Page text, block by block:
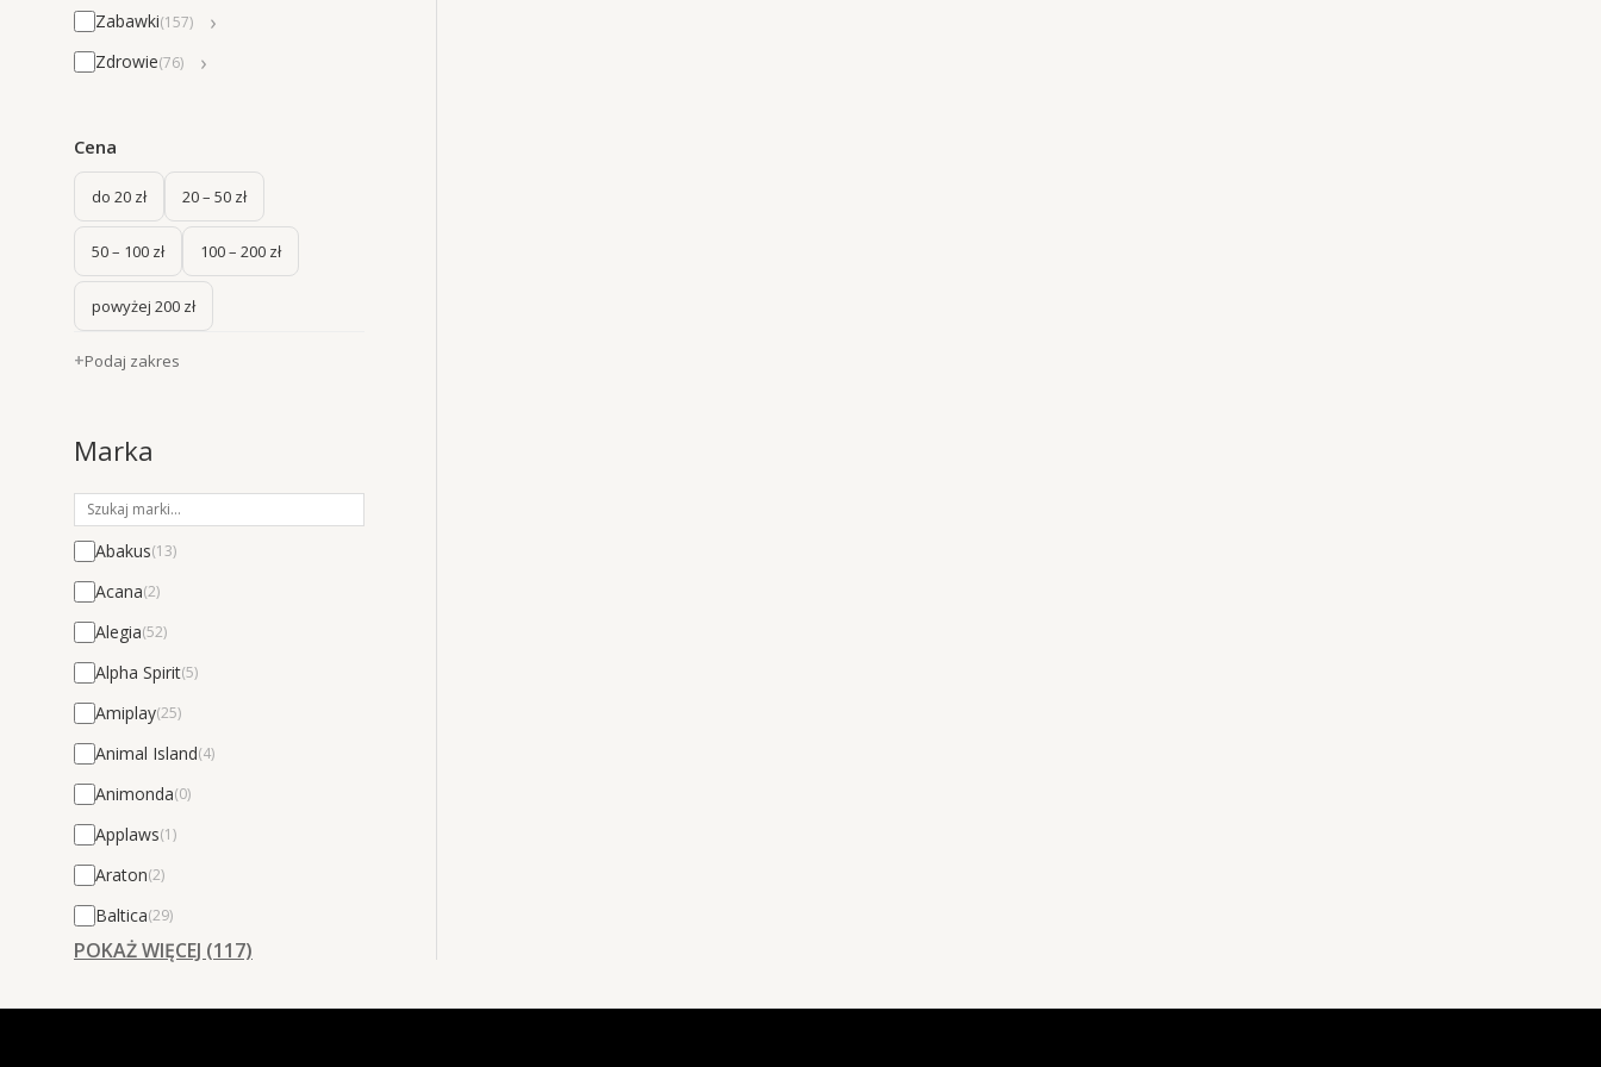
Zabawki(157) ›
Zdrowie(76) ›
Cena
do 20 zł 20 – 50 zł
50 – 100 zł 100 – 200 zł
powyżej 200 zł
Podaj zakres
Marka
Abakus(13)
Acana(2)
Alegia(52)
Alpha Spirit(5)
Amiplay(25)
Animal Island(4)
Animonda(0)
Applaws(1)
Araton(2)
Baltica(29)
POKAŻ WIĘCEJ (117)